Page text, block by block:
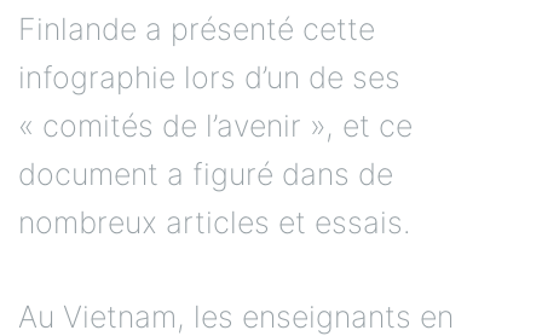
Finlande a présenté cette
infographie lors d’un de ses
« comités de l’avenir », et ce
document a figuré dans de
nombreux articles et essais.
Au Vietnam, les enseignants en